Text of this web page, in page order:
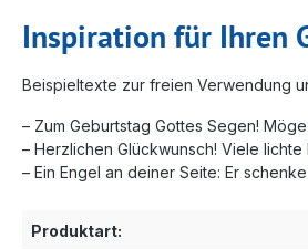
Inspiration für Ihren
Beispieltexte zur freien Verwendung
– Zum Geburtstag Gottes Segen!
– Herzlichen Glückwunsch! Viele
– Ein Engel an deiner Seite: Er
Produktart: